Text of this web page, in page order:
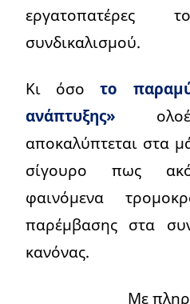
εργατοπατέρες
συνδικαλισμού.
Κι όσοτο
ανάπτυξης»
αποκαλύπτεται στα
σίγουρο πως
φαινόμενα
παρέμβασης στα
κανόνας.
Με